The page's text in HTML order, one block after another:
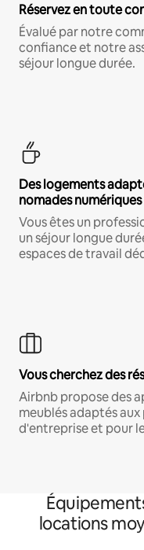
Réservez en toute
Évalué par notre
confiance et notre
séjour longue durée.
Des logements
nomades numériques
Vous êtes un
un séjour longue
espaces de travail
Vous cherchez des
Airbnb propose des
meublés adaptés
d'entreprise et pour
locations